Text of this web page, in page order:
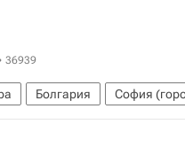
36939
Болгария София